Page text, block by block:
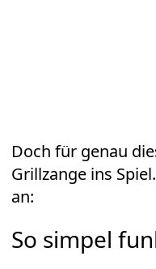
Doch für genau
Grillzange ins
an:
So simpel